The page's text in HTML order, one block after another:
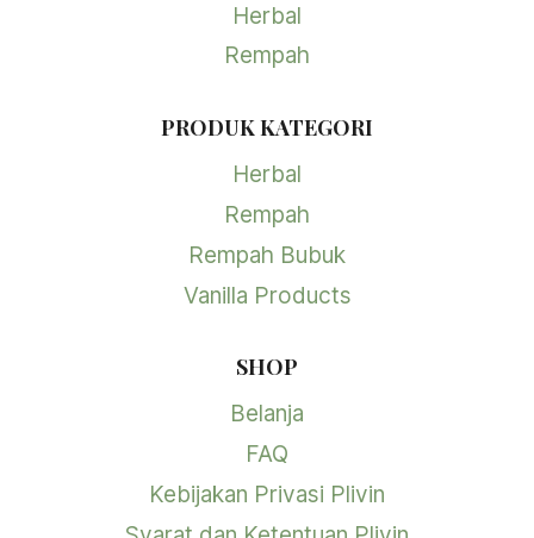
Herbal
Rempah
PRODUK KATEGORI
Herbal
Rempah
Rempah Bubuk
Vanilla Products
SHOP
Belanja
FAQ
Kebijakan Privasi Plivin